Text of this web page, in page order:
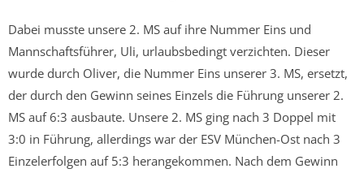
Dabei musste unsere 2. MS auf ihre Nummer Eins und
Mannschaftsführer, Uli, urlaubsbedingt verzichten. Dieser
wurde durch Oliver, die Nummer Eins unserer 3. MS, ersetzt,
der durch den Gewinn seines Einzels die Führung unserer 2.
MS auf 6:3 ausbaute. Unsere 2. MS ging nach 3 Doppel mit
3:0 in Führung, allerdings war der ESV München-Ost nach 3
Einzelerfolgen auf 5:3 herangekommen. Nach dem Gewinn